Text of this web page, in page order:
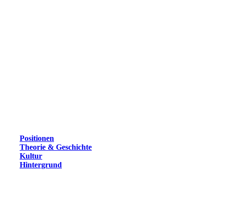
Positionen
Theorie & Geschichte
Kultur
Hintergrund